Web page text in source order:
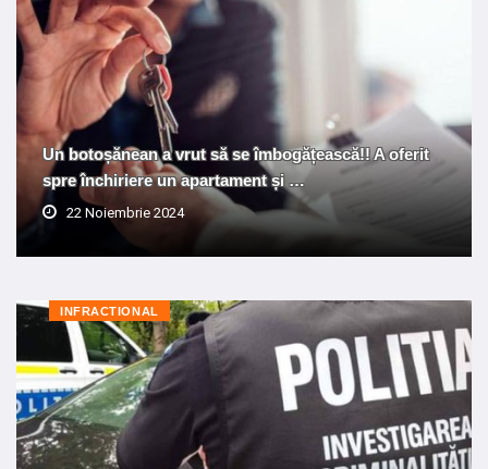
Un botoșănean a vrut să se îmbogățească!! A oferit
spre închiriere un apartament și …
22 Noiembrie 2024
INFRACTIONAL